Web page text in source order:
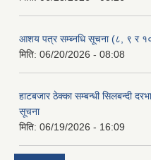
आशय पत्र सम्ब्नधि सूचना (८, ९ र
मिति: 06/20/2026 - 08:08
हाटबजार ठेक्का सम्बन्धी सिलबन्दी
सूचना
मिति: 06/19/2026 - 16:09